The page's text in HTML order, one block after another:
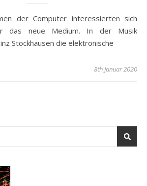
das neue Medium. In der Musik
Stockhausen die elektronische
8th Januar 2020